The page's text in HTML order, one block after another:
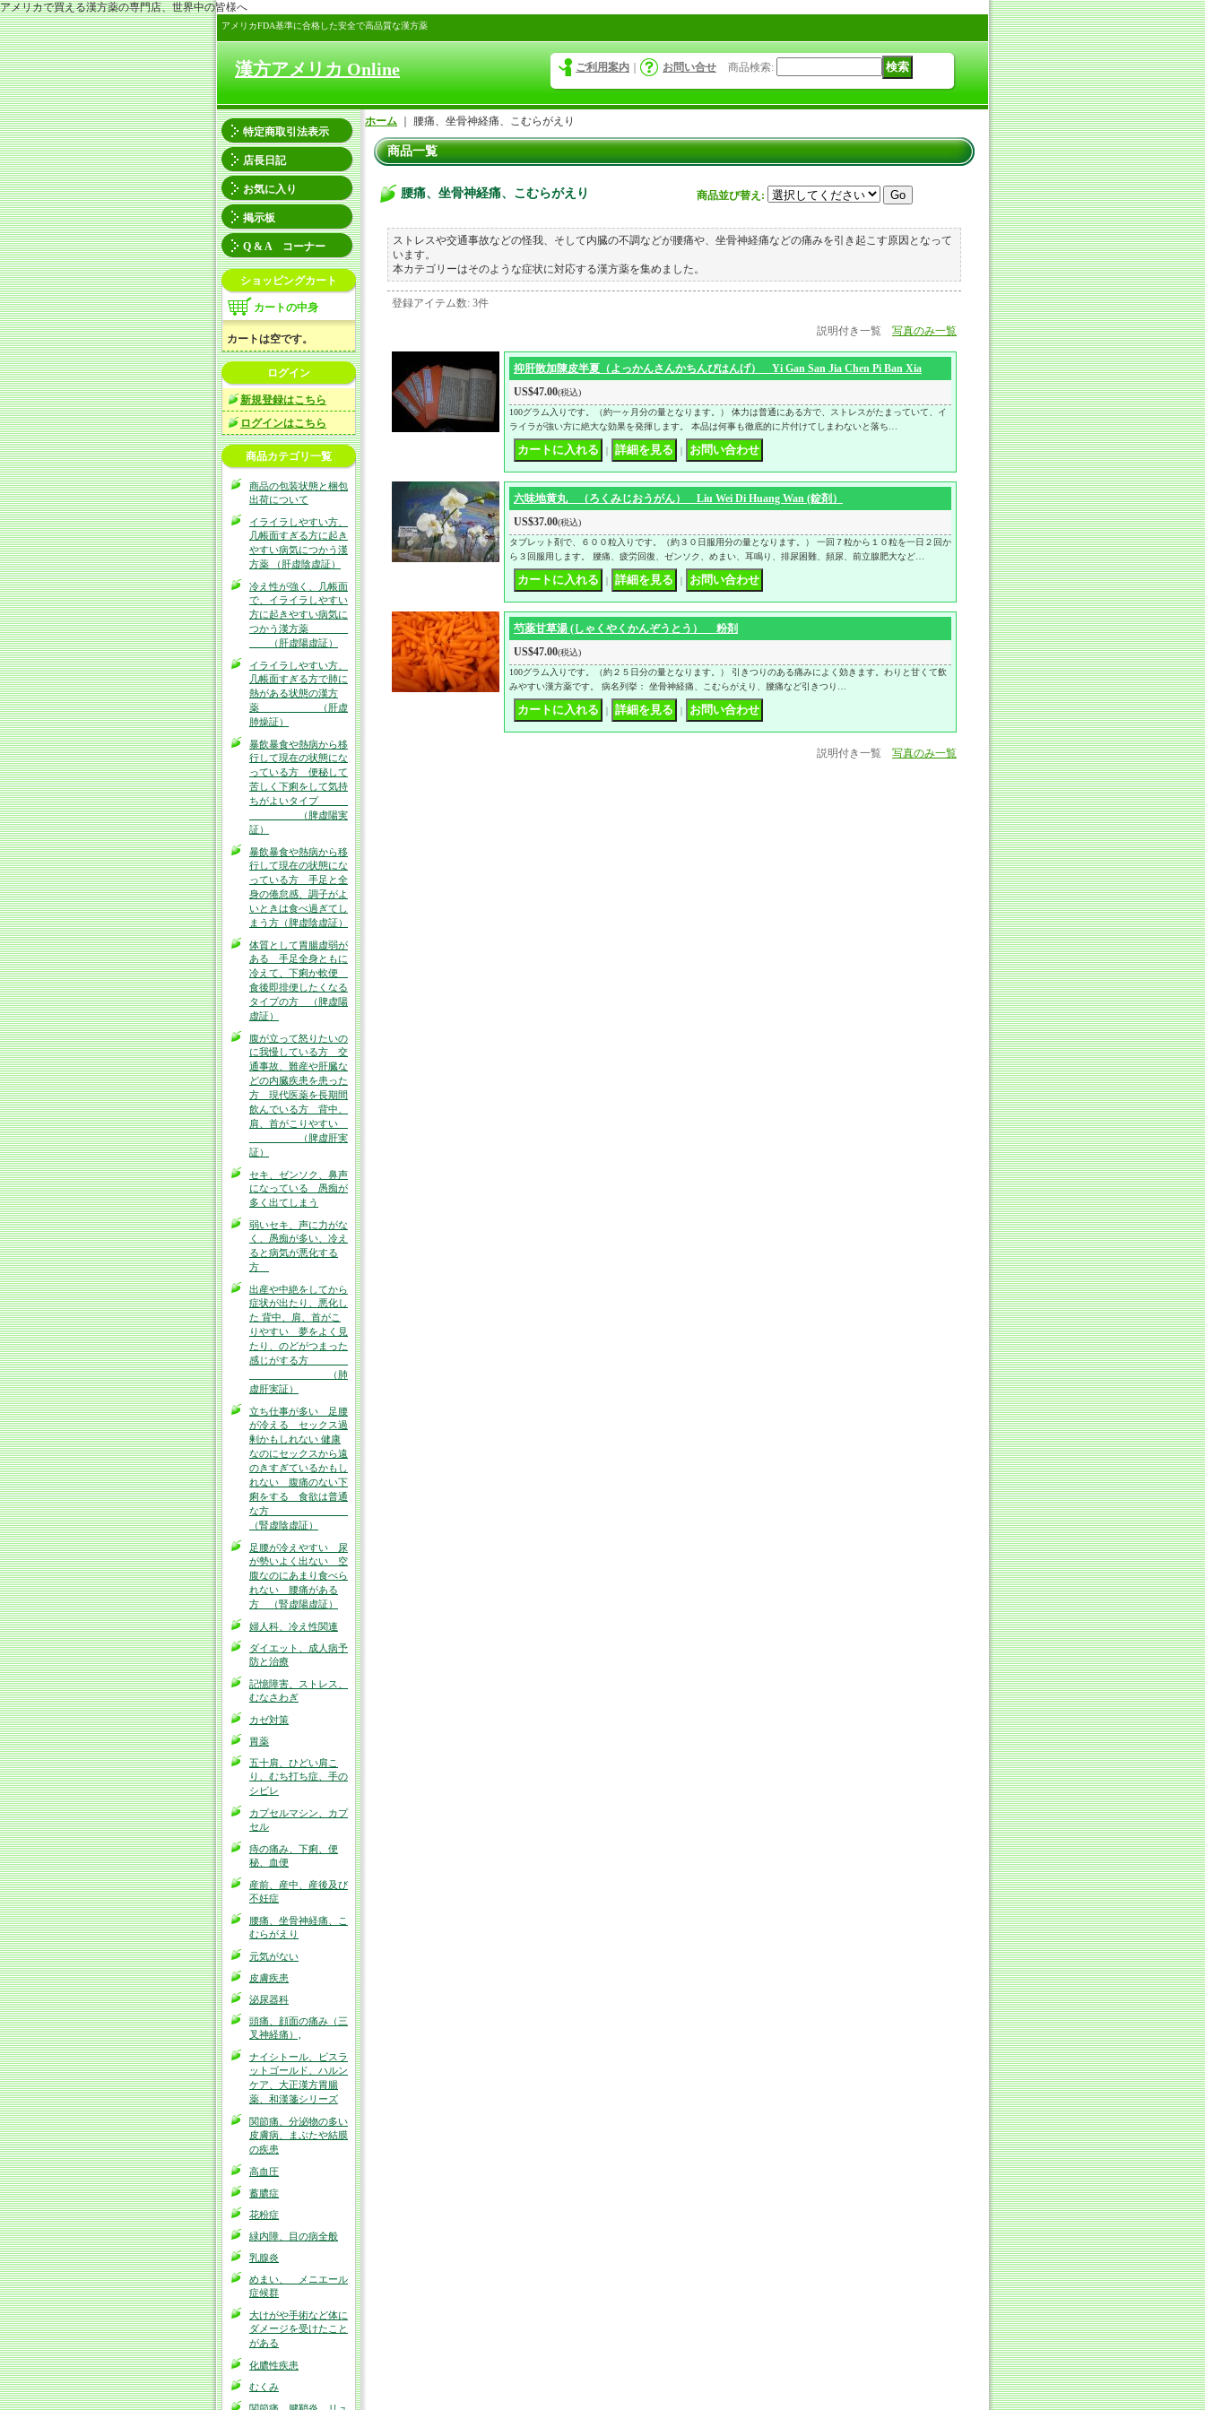
アメリカで買える漢方薬の専門店、世界中の皆様へ
アメリカFDA基準に合格した安全で高品質な漢方薬
漢方アメリカ Online ご利用案内 お問い合せ 商品検索:
特定商取引法表示
店長日記
お気に入り
掲示板
Q & A コーナー
ショッピングカート
カートの中身
カートは空です。
ログイン
新規登録はこちら
ログインはこちら
商品カテゴリ一覧
商品の包装状態と梱包
出荷について
イライラしやすい方、
几帳面すぎる方に起き
やすい病気につかう漢
方薬 （肝虚陰虚証）
冷え性が強く、几帳面
で、イライラしやすい
方に起きやすい病気に
つかう漢方薬
（肝虚陽虚証）
イライラしやすい方、
几帳面すぎる方で肺に
熱がある状態の漢方
薬 （肝虚
肺燥証）
暴飲暴食や熱病から移
行して現在の状態にな
っている方 便秘して
苦しく下痢をして気持
ちがよいタイプ
（脾虚陽実
証）
暴飲暴食や熱病から移
行して現在の状態にな
っている方 手足と全
身の倦怠感、調子がよ
いときは食べ過ぎてし
まう方（脾虚陰虚証）
体質として胃腸虚弱が
ある 手足全身ともに
冷えて、下痢か軟便
食後即排便したくなる
タイプの方 （脾虚陽
虚証）
腹が立って怒りたいの
に我慢している方 交
通事故、難産や肝臓な
どの内臓疾患を患った
方 現代医薬を長期間
飲んでいる方 背中、
肩、首がこりやすい
（脾虚肝実
証）
セキ、ゼンソク、鼻声
になっている 愚痴が
多く出てしまう
弱いセキ、声に力がな
く、愚痴が多い、冷え
ると病気が悪化する
方
出産や中絶をしてから
症状が出たり、悪化し
た 背中、肩、首がこ
りやすい 夢をよく見
たり、のどがつまった
感じがする方
（肺
虚肝実証）
立ち仕事が多い 足腰
が冷える セックス過
剰かもしれない 健康
なのにセックスから遠
のきすぎているかもし
れない 腹痛のない下
痢をする 食欲は普通
な方
（腎虚陰虚証）
足腰が冷えやすい 尿
が勢いよく出ない 空
腹なのにあまり食べら
れない 腰痛がある
方 （腎虚陽虚証）
婦人科、冷え性関連
ダイエット、成人病予
防と治療
記憶障害、ストレス、
むなさわぎ
カゼ対策
胃薬
五十肩、ひどい肩こ
り、むち打ち症、手の
シビレ
カプセルマシン、カプ
セル
痔の痛み、下痢、便
秘、血便
産前、産中、産後及び
不妊症
腰痛、坐骨神経痛、こ
むらがえり
元気がない
皮膚疾患
泌尿器科
頭痛、顔面の痛み（三
叉神経痛）,
ナイシトール、ビスラ
ットゴールド、ハルン
ケア、大正漢方胃腸
薬、和漢箋シリーズ
関節痛、分泌物の多い
皮膚病、まぶたや結膜
の疾患
高血圧
蓄膿症
花粉症
緑内障、目の病全般
乳腺炎
めまい、 メニエール
症候群
大けがや手術など体に
ダメージを受けたこと
がある
化膿性疾患
むくみ
ホーム 腰痛、坐骨神経痛、こむらがえり
商品一覧
腰痛、坐骨神経痛、こむらがえり 商品並び替え :
ストレスや交通事故などの怪我、そして内臓の不調などが腰痛や、坐骨神経痛などの痛みを引き起こす原因となって
います。
本カテゴリーはそのような症状に対応する漢方薬を集めました。
登録アイテム数: 3件
説明付き一覧 写真のみ一覧
抑肝散加陳皮半夏（よっかんさんかちんぴはんげ） Yi Gan San Jia Chen Pi Ban Xia
US$47.00(税込)
100グラム入りです。（約一ヶ月分の量となります。） 体力は普通にある方で、ストレスがたまっていて、イ
ライラが強い方に絶大な効果を発揮します。 本品は何事も徹底的に片付けてしまわないと落ち…
｜ ｜
六味地黄丸 （ろくみじおうがん） Liu Wei Di Huang Wan (錠剤）
US$37.00(税込)
タブレット剤で、６００粒入りです。（約３０日服用分の量となります。） 一回７粒から１０粒を一日２回か
ら３回服用します。 腰痛、疲労回復、ゼンソク、めまい、耳鳴り、排尿困難、頻尿、前立腺肥大など…
｜ ｜
芍薬甘草湯 (しゃくやくかんぞうとう） 粉剤
US$47.00(税込)
100グラム入りです。（約２５日分の量となります。） 引きつりのある痛みによく効きます。わりと甘くて飲
みやすい漢方薬です。 病名列挙： 坐骨神経痛、こむらがえり、腰痛など引きつり…
｜ ｜
説明付き一覧 写真のみ一覧